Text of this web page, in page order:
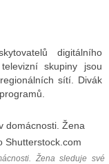
digitálního
televizní skupiny jsou
sítí. Divák
Žena sleduje své